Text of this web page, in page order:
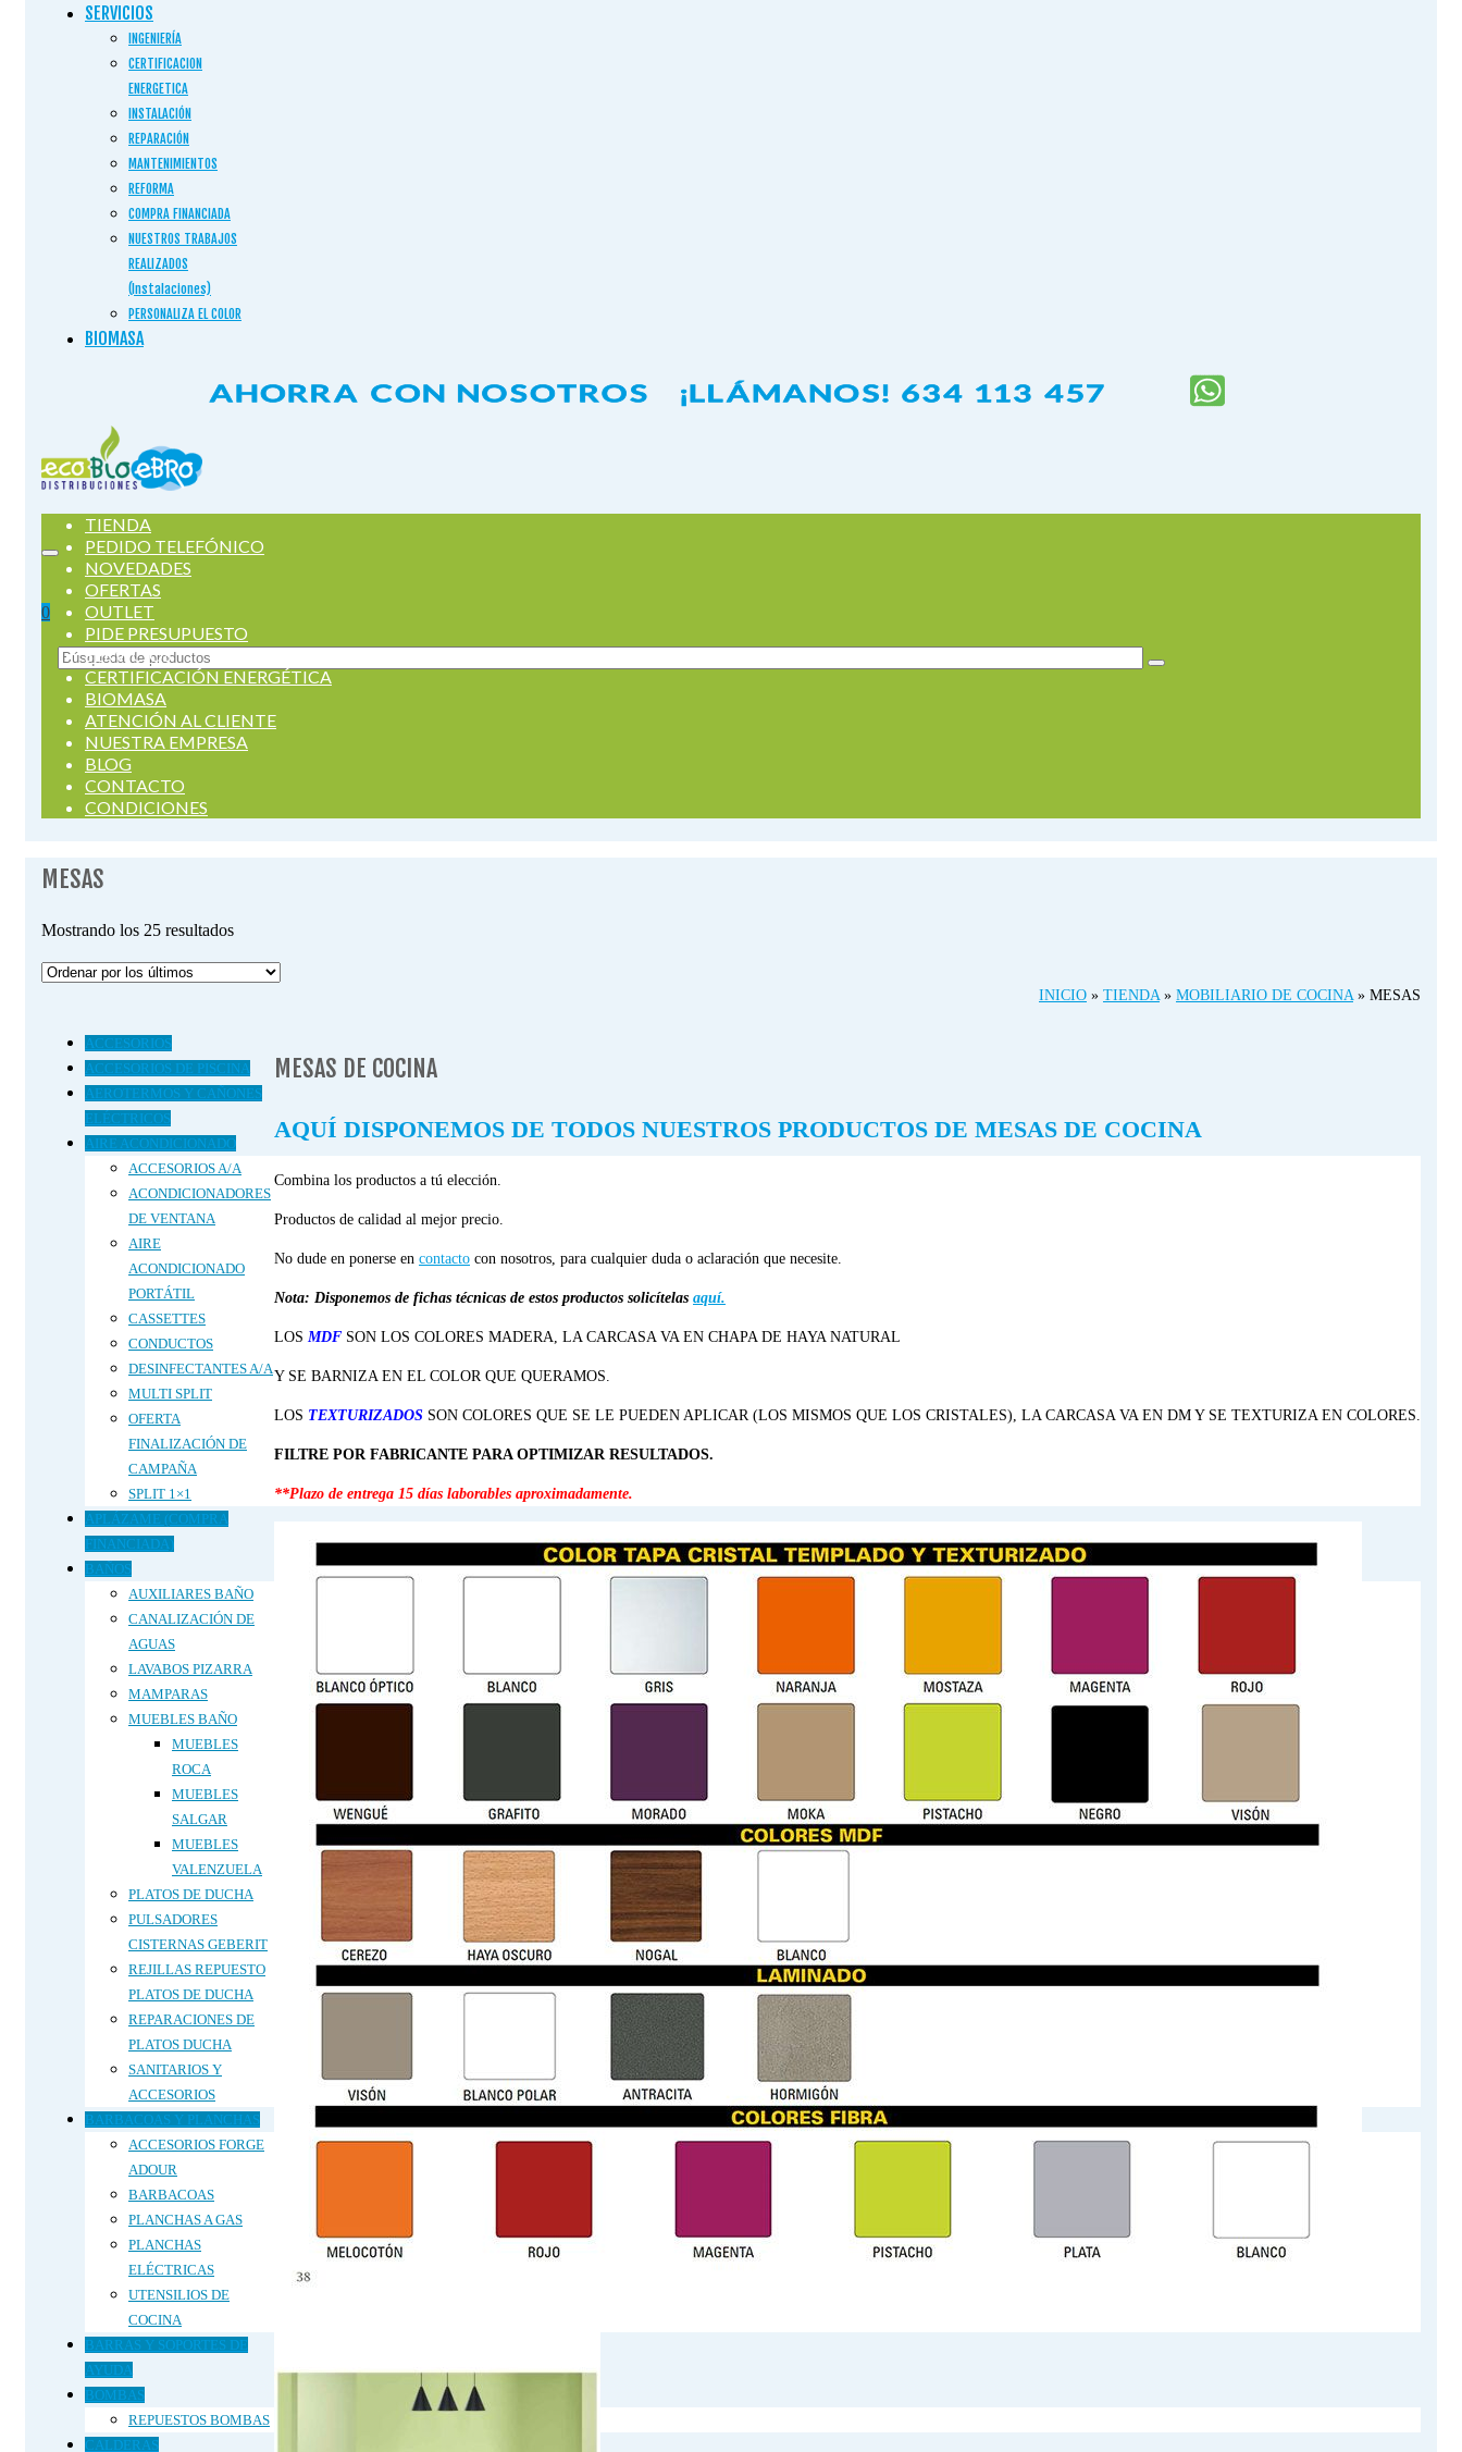
SERVICIOS
INGENIERÍA
CERTIFICACION
ENERGETICA
INSTALACIÓN
REPARACIÓN
MANTENIMIENTOS
REFORMA
COMPRA FINANCIADA
NUESTROS TRABAJOS
REALIZADOS
(Instalaciones)
PERSONALIZA EL COLOR
BIOMASA
0
Buscar
por:
TIENDA
PEDIDO TELEFÓNICO
NOVEDADES
OFERTAS
OUTLET
PIDE PRESUPUESTO
SERVICIOS
CERTIFICACIÓN ENERGÉTICA
BIOMASA
ATENCIÓN AL CLIENTE
NUESTRA EMPRESA
BLOG
CONTACTO
CONDICIONES
MESAS
Mostrando los 25 resultadosOrdenado
INICIO » TIENDA » MOBILIARIO DE COCINA » MESAS
MESAS DE COCINA
AQUÍ DISPONEMOS DE TODOS NUESTROS PRODUCTOS DE MESAS DE COCINA
Combina los productos a tú elección.
Productos de calidad al mejor precio.
No dude en ponerse en contacto con nosotros, para cualquier duda o aclaración que necesite.
Nota: Disponemos de fichas técnicas de estos productos solicítelas aquí.
LOS MDF SON LOS COLORES MADERA, LA CARCASA VA EN CHAPA DE HAYA NATURAL
Y SE BARNIZA EN EL COLOR QUE QUERAMOS.
LOS TEXTURIZADOS SON COLORES QUE SE LE PUEDEN APLICAR (LOS MISMOS QUE LOS CRISTALES), LA CARCASA VA EN DM Y SE TEXTURIZA EN COLORES.
FILTRE POR FABRICANTE PARA OPTIMIZAR RESULTADOS.
**Plazo de entrega 15 días laborables aproximadamente.
ACCESORIOS
ACCESORIOS DE PISCINA
AEROTERMOS Y CAÑONES
ELÉCTRICOS
AIRE ACONDICIONADO
ACCESORIOS A/A
ACONDICIONADORES
DE VENTANA
AIRE
ACONDICIONADO
PORTÁTIL
CASSETTES
CONDUCTOS
DESINFECTANTES A/A
MULTI SPLIT
OFERTA
FINALIZACIÓN DE
CAMPAÑA
SPLIT 1×1
APLÁZAME (COMPRA
FINANCIADA)
BAÑOS
AUXILIARES BAÑO
CANALIZACIÓN DE
AGUAS
LAVABOS PIZARRA
MAMPARAS
MUEBLES BAÑO
MUEBLES
ROCA
MUEBLES
SALGAR
MUEBLES
VALENZUELA
PLATOS DE DUCHA
PULSADORES
CISTERNAS GEBERIT
REJILLAS REPUESTO
PLATOS DE DUCHA
REPARACIONES DE
PLATOS DUCHA
SANITARIOS Y
ACCESORIOS
BARBACOAS Y PLANCHAS
ACCESORIOS FORGE
ADOUR
BARBACOAS
PLANCHAS A GAS
PLANCHAS
ELÉCTRICAS
UTENSILIOS DE
COCINA
BARRAS Y SOPORTES DE
AYUDA
BOMBAS
REPUESTOS BOMBAS
CALDERAS